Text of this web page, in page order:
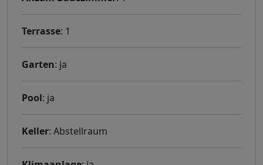
Terrasse: 1
Garten: ja
Pool: ja
Keller: Abstellraum